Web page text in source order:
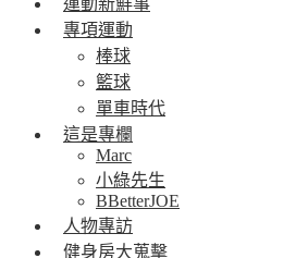
運動新鮮事
專項運動
棒球
籃球
單車時代
這是專欄
Marc
小綠先生
BBetterJOE
人物專訪
健身房大蒐擊